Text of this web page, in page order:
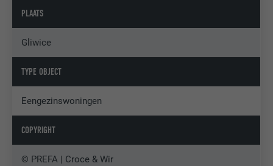
PLAATS
Gliwice
TYPE OBJECT
Eengezinswoningen
COPYRIGHT
© PREFA | Croce & Wir